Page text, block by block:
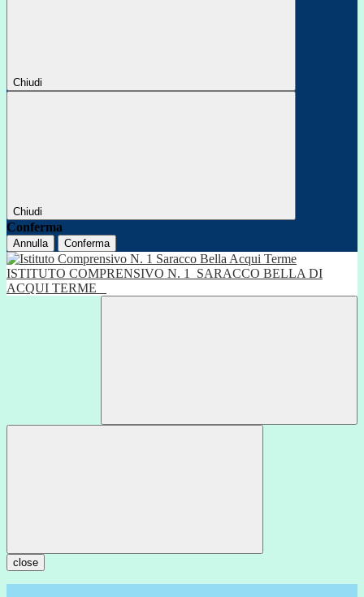
Chiudi
Chiudi
Conferma
Annulla Conferma
ISTITUTO COMPRENSIVO N. 1
SARACCO BELLA DI
ACQUI TERME
close